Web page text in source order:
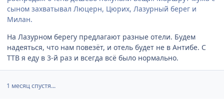
сыном захватывал Люцерн, Цюрих, Лазурный берег и
Милан.
На Лазурном берегу предлагают разные отели. Будем
надеяться, что нам повезёт, и отель будет не в Антибе. С
ТТВ я еду в 3-й раз и всегда всё было нормально.
1 месяц спустя...